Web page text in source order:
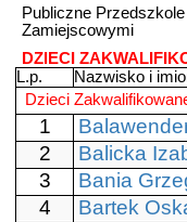
Publiczne
Zamiejscowymi
DZIECI
L.p.
Nazwisko i
Dzieci
1
2
Balicka
3
Bania
4
Bartek